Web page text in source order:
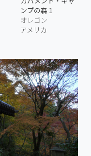
ンプの森 1
オレゴン
アメリカ